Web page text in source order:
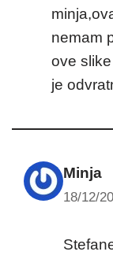
nemam
ove
je
Minja
18/12/